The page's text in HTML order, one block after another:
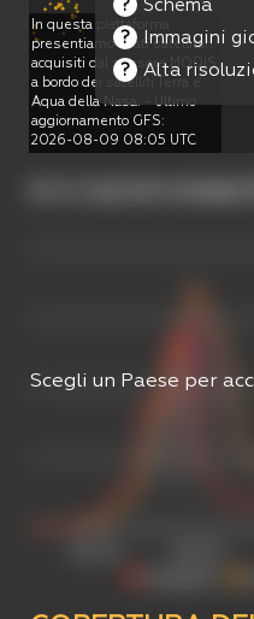
In questa piattaforma
presentiamo i dati satellitari
acquisiti dal sensore MODIS
a bordo dei satelliti Terra e
Aqua della Nasa. - Ultimo
aggiornamento GFS:
2026-08-09 08:05 UTC
?
Schema
?
Immagini
?
Alta
Scegli un Paese per